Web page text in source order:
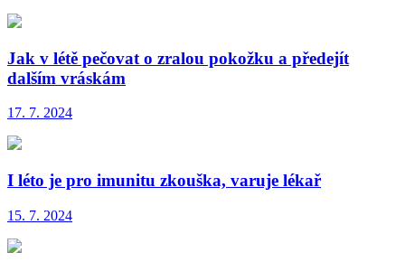
Jak v létě pečovat o zralou pokožku a předejít
dalším vráskám
17. 7. 2024
I léto je pro imunitu zkouška, varuje lékař
15. 7. 2024